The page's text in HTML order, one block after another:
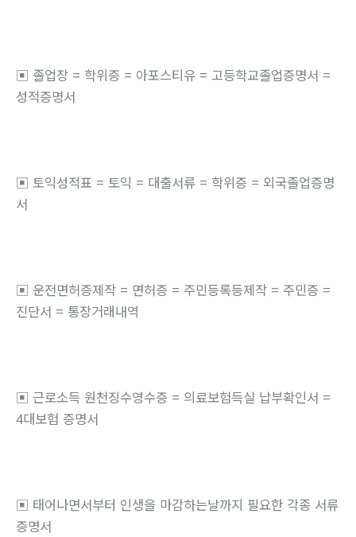
▣ 졸업장 = 학위증 = 아포스티유 = 고등학교졸업증명서 =
성적증명서
▣ 토익성적표 = 토익 = 대출서류 = 학위증 = 외국졸업증명
서
▣ 운전면허증제작 = 면허증 = 주민등록등제작 = 주민증 =
진단서 = 통장거래내역
▣ 근로소득 원천징수영수증 = 의료보험득실 납부확인서 =
4대보험 증명서
▣ 태어나면서부터 인생을 마감하는날까지 필요한 각종 서류
증명서